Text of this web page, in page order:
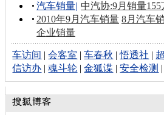
汽车销量| 中汽协:9月销量
2010年9月汽车销量 8月汽车
企业销量
车访间 |会客室 |车春秋 |悟透社 |
信访办 |魂斗轮 |金狐谍 |安全检测